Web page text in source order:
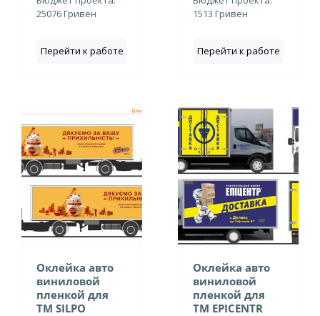
25076 Гривен
Перейти к работе
1513 Гривен
Перейти к работе
Оклейка авто
виниловой
пленкой для
ТМ SILPO
Оклейка авто
виниловой
пленкой для
ТМ EPICENTR